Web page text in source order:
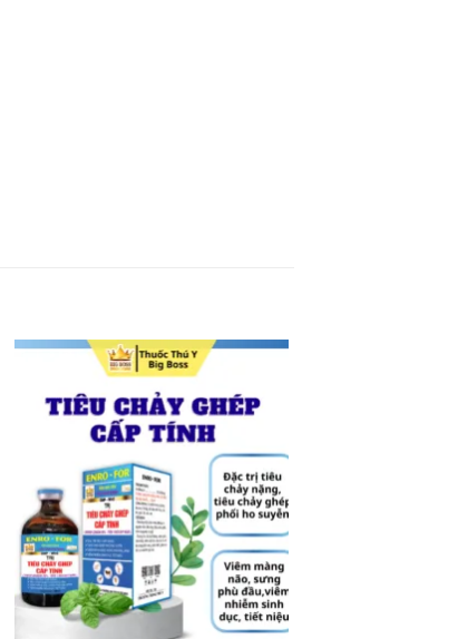
Add to
wishlist